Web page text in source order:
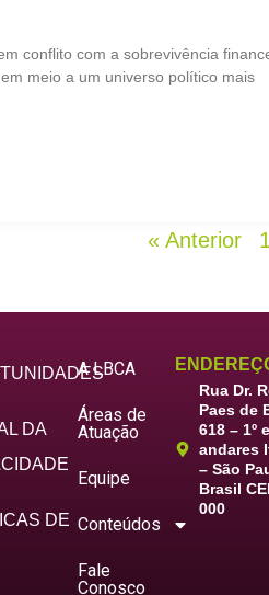
conflito com a sobrevivência
meio a um universo político mais
« Anterior 1
DA
DE
A LBCA
Áreas de
Atuação
Equipe
Conteúdos
Fale
Conosco
Rua Dr.
Paes de
618 – 1º
andares
– São
Brasil
000